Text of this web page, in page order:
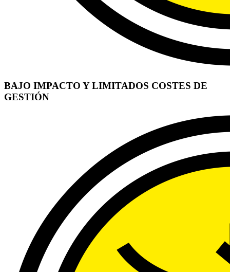
BAJO IMPACTO Y LIMITADOS COSTES DE
GESTIÓN